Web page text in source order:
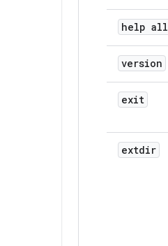
help all
version
exit
extdir